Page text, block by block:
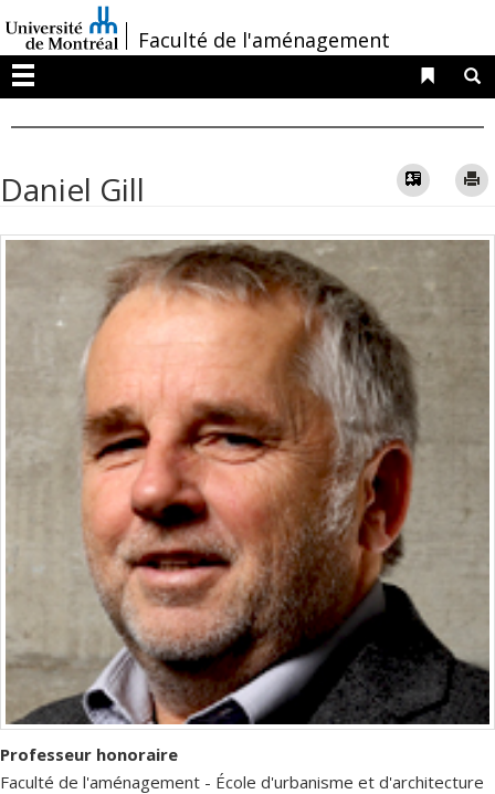
au
contenu
/Faculté de l'aménagement
Menu
Liens
Daniel Gill Vcard
Professeur honoraire
Faculté de l'aménagement - École d'urbanisme et d'architecture